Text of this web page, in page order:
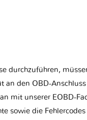
durchzuführen,
an den OBD-
mit unserer EOBD-
sowie die Fehlercodes